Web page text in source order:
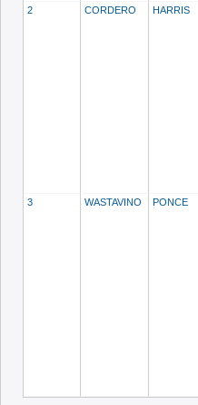
2 CORDERO HARRIS
3 WASTAVINO PONCE